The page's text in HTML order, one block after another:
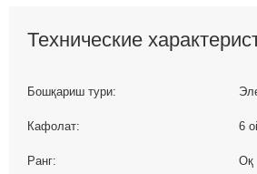
Технические
Бошқариш тури:
Кафолат: 6
Ранг: Оқ